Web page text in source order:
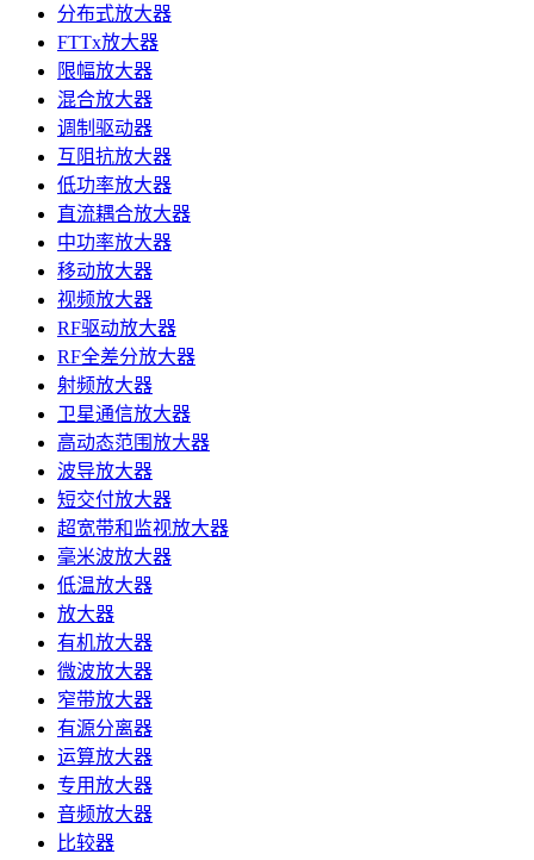
分布式放大器
FTTx放大器
限幅放大器
混合放大器
调制驱动器
互阻抗放大器
低功率放大器
直流耦合放大器
中功率放大器
移动放大器
视频放大器
RF驱动放大器
RF全差分放大器
射频放大器
卫星通信放大器
高动态范围放大器
波导放大器
短交付放大器
超宽带和监视放大器
毫米波放大器
低温放大器
放大器
有机放大器
微波放大器
窄带放大器
有源分离器
运算放大器
专用放大器
音频放大器
比较器